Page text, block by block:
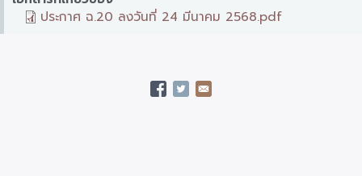
ประกาศ ฉ.20 ลงวันที่ 24 มีนาคม 2568.pdf